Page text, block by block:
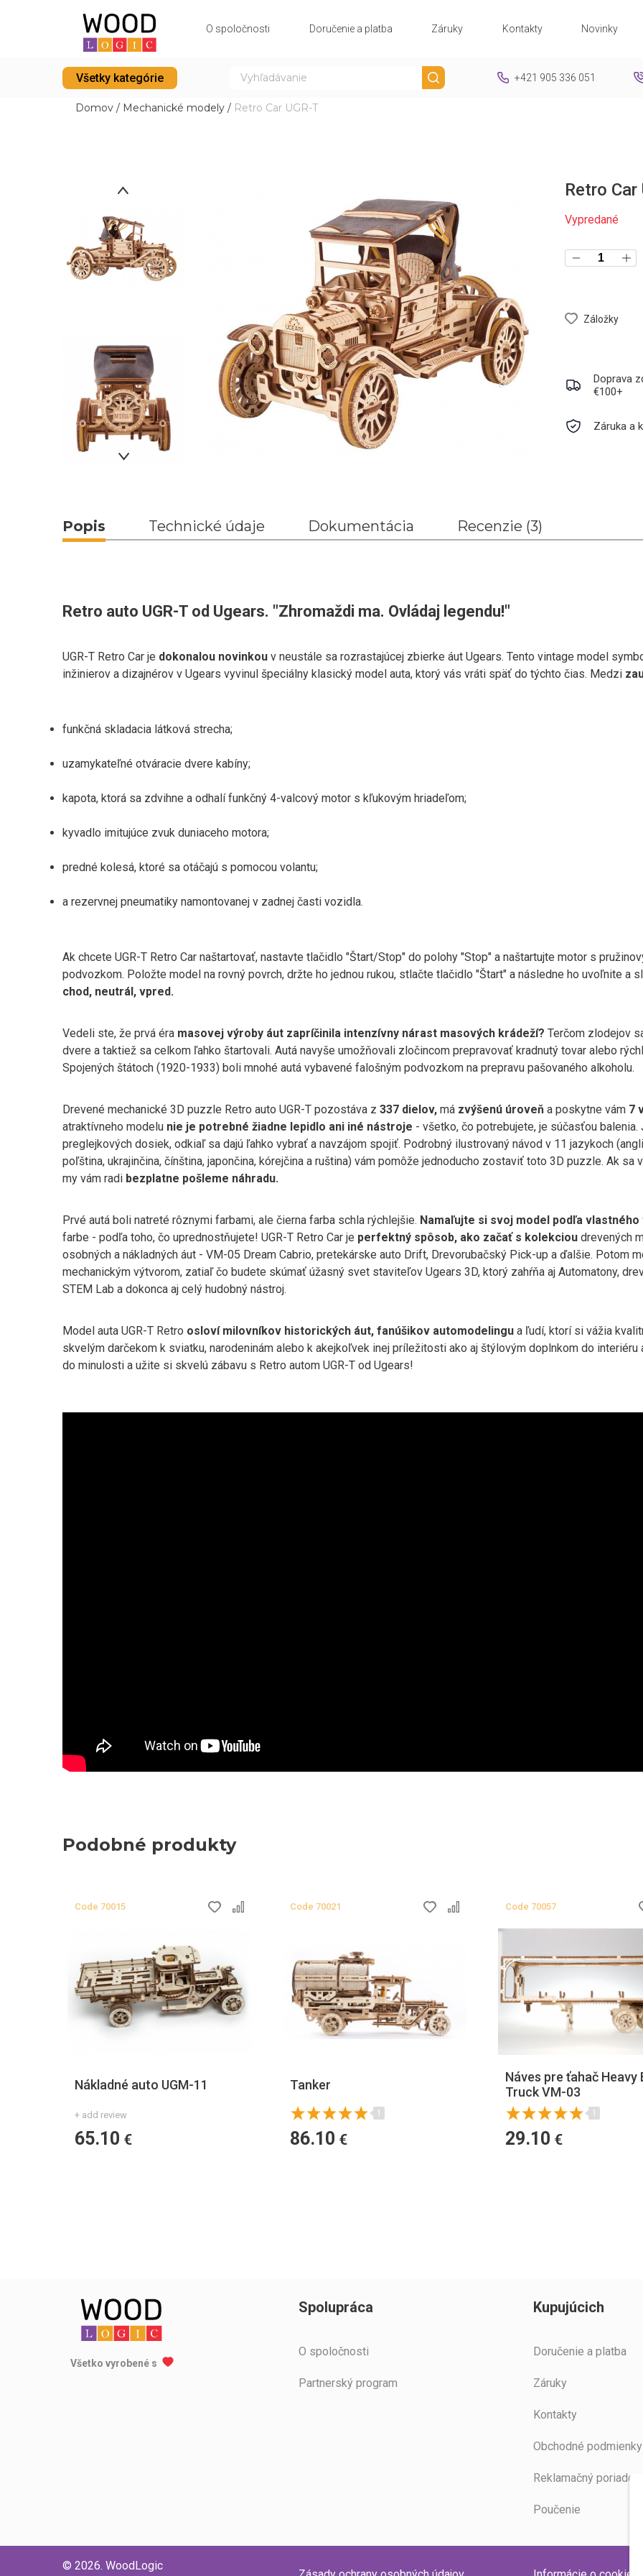
O spoločnosti Doručenie a platba Záruky Kontakty Novinky
Všetky kategórie +421 905 336 051
Domov / Mechanické modely / Retro Car UGR-T
Retro Car
Vypredané
Záložky
Doprava
€100+
Záruka a
Popis Technické údaje Dokumentácia Recenzie (3)
Retro auto UGR-T od Ugears. "Zhromaždi ma. Ovládaj legendu!"
UGR-T Retro Car je dokonalou novinkou v neustále sa rozrastajúcej zbierke áut Ugears. Tento vintage model
inžinierov a dizajnérov v Ugears vyvinul špeciálny klasický model auta, ktorý vás vráti späť do týchto čias. Medzi
funkčná skladacia látková strecha;
uzamykateľné otváracie dvere kabíny;
kapota, ktorá sa zdvihne a odhalí funkčný 4-valcový motor s kľukovým hriadeľom;
kyvadlo imitujúce zvuk duniaceho motora;
predné kolesá, ktoré sa otáčajú s pomocou volantu;
a rezervnej pneumatiky namontovanej v zadnej časti vozidla.
Ak chcete UGR-T Retro Car naštartovať, nastavte tlačidlo "Štart/Stop" do polohy "Stop" a naštartujte motor s
podvozkom. Položte model na rovný povrch, držte ho jednou rukou, stlačte tlačidlo "Štart" a následne ho uvoľnite a
chod, neutrál, vpred.
Vedeli ste, že prvá éra masovej výroby áut zapríčinila intenzívny nárast masových krádeží? Terčom zlodejov
dvere a taktiež sa celkom ľahko štartovali. Autá navyše umožňovali zločincom prepravovať kradnutý tovar alebo
Spojených štátoch (1920-1933) boli mnohé autá vybavené falošným podvozkom na prepravu pašovaného alkoholu.
Drevené mechanické 3D puzzle Retro auto UGR-T pozostáva z 337 dielov, má zvýšenú úroveň a poskytne vám 7
atraktívneho modelu nie je potrebné žiadne lepidlo ani iné nástroje - všetko, čo potrebujete, je súčasťou
preglejkových dosiek, odkiaľ sa dajú ľahko vybrať a navzájom spojiť. Podrobný ilustrovaný návod v 11 jazykoch
poľština, ukrajinčina, čínština, japončina, kórejčina a ruština) vám pomôže jednoducho zostaviť toto 3D puzzle. Ak
my vám radi bezplatne pošleme náhradu.
Prvé autá boli natreté rôznymi farbami, ale čierna farba schla rýchlejšie. Namaľujte si svoj model podľa vlastného
farbe - podľa toho, čo uprednostňujete! UGR-T Retro Car je perfektný spôsob, ako začať s kolekciou drevených
osobných a nákladných áut - VM-05 Dream Cabrio, pretekárske auto Drift, Drevorubačský Pick-up a ďalšie. Potom
mechanickým výtvorom, zatiaľ čo budete skúmať úžasný svet staviteľov Ugears 3D, ktorý zahŕňa aj Automatony,
STEM Lab a dokonca aj celý hudobný nástroj.
Model auta UGR-T Retro osloví milovníkov historických áut, fanúšikov automodelingu a ľudí, ktorí si vážia
skvelým darčekom k sviatku, narodeninám alebo k akejkoľvek inej príležitosti ako aj štýlovým doplnkom do
do minulosti a užite si skvelú zábavu s Retro autom UGR-T od Ugears!
Podobné produkty
Сode 70015
Nákladné auto UGM-11
+ add review
65.10 €
Сode 70021
Tanker
1
86.10 €
Сode 70057
Náves pre ťahač Heavy
Truck VM-03
1
29.10 €
Všetko vyrobené s
Spolupráca
O spoločnosti
Partnerský program
Kupujúcich
Doručenie a platba
Záruky
Kontakty
Obchodné podmienky
Reklamačný poriadok
Poučenie
© 2026. WoodLogic